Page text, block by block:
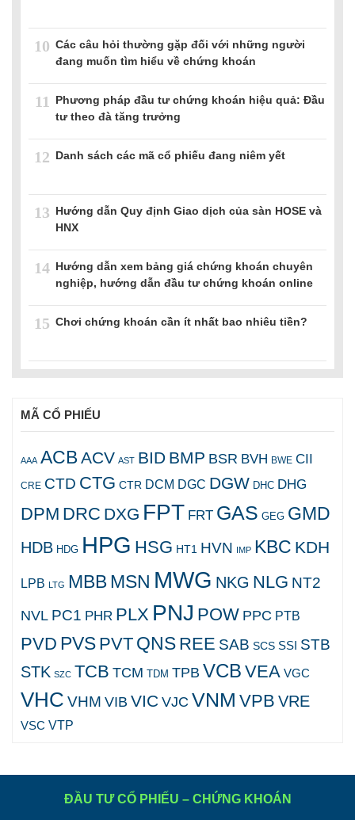
10 Các câu hỏi thường gặp đối với những người
đang muốn tìm hiểu về chứng khoán
11
Phương pháp đầu tư chứng khoán hiệu quả: Đầu
tư theo đà tăng trưởng
12 Danh sách các mã cổ phiếu đang niêm yết
13 Hướng dẫn Quy định Giao dịch của sàn HOSE và
HNX
14 Hướng dẫn xem bảng giá chứng khoán chuyên
nghiệp, hướng dẫn đầu tư chứng khoán online
15 Chơi chứng khoán cần ít nhất bao nhiêu tiền?
MÃ CỔ PHIẾU
AAA ACB ACV AST BID BMP BSR BVH BWE CII
CRE CTD CTG CTR DCM DGC DGW DHC DHG
DPM DRC DXG FPT FRT GAS GEG GMD
HDB HDG HPG HSG HT1 HVN IMP KBC KDH
LPB LTG MBBMSN MWG NKG NLG NT2
NVL PC1 PHR PLX PNJ POW PPC PTB
PVD PVS PVT QNS REE SAB SCS SSI STB
STK SZC TCB TCM TDM TPB VCB VEA VGC
VHC VHM VIB VICVJC VNM VPB VRE
VSC VTP
ĐẦU TƯ CỔ PHIẾU – CHỨNG KHOÁN